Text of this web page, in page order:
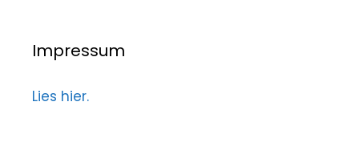
Impressum
Lies hier.